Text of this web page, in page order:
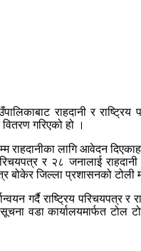
राहदानी र
गरिएको हो ।
लागि आवेदन
र २८ जनालाई
बोकेर जिल्ला प्रशासनको टोली
गर्दै राष्ट्रिय परिचयपत्र र
वडा कार्यालयमार्फत टोल